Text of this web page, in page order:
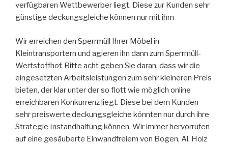
verfügbaren Wettbewerber liegt. Diese zur Kunden sehr
günstige deckungsgleiche können nur mit ihm
Wir erreichen den Sperrmüll Ihrer Möbel in
Kleintransportern und agieren ihn dann zum Sperrmüll-
Wertstoffhof. Bitte acht geben Sie daran, dass wir die
eingesetzten Arbeitsleistungen zum sehr kleineren Preis
bieten, der klar unter der so flott wie möglich online
erreichbaren Konkurrenz liegt. Diese bei dem Kunden
sehr preiswerte deckungsgleiche könnten nur durch ihre
Strategie Instandhaltung können. Wir immer hervorrufen
auf eine gesäuberte Einwandfreiem von Bogen, Al, Holz